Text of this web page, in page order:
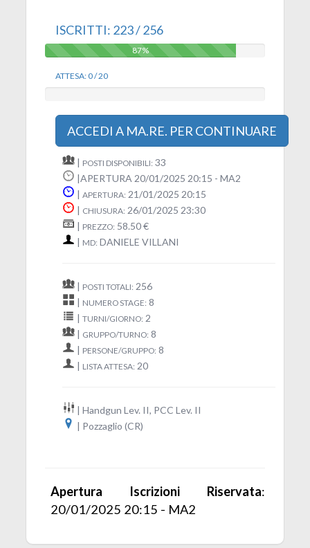
ISCRITTI: 223 / 256
87%
87%
ATTESA: 0 / 20
ACCEDI A MA.RE. PER CONTINUARE
| POSTI DISPONIBILI: 33
|APERTURA 20/01/2025 20:15 - MA2
|APERTURA: 21/01/2025 20:15
| CHIUSURA: 26/01/2025 23:30
| PREZZO: 58.50 €
| MD: DANIELE VILLANI
| POSTI TOTALI: 256
| NUMERO STAGE: 8
|TURNI/GIORNO: 2
| GRUPPO/TURNO: 8
| PERSONE/GRUPPO: 8
| LISTA ATTESA: 20
| Handgun Lev. II, PCC Lev. II
| Pozzaglio (CR)
Apertura Iscrizioni Riservata:
20/01/2025 20:15 - MA2